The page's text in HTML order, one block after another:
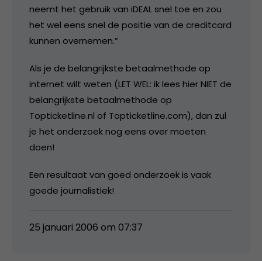
neemt het gebruik van iDEAL snel toe en zou
het wel eens snel de positie van de creditcard
kunnen overnemen.”
Als je de belangrijkste betaalmethode op
internet wilt weten (LET WEL: ik lees hier NIET de
belangrijkste betaalmethode op
Topticketline.nl of Topticketline.com), dan zul
je het onderzoek nog eens over moeten
doen!
Een resultaat van goed onderzoek is vaak
goede journalistiek!
25 januari 2006 om 07:37